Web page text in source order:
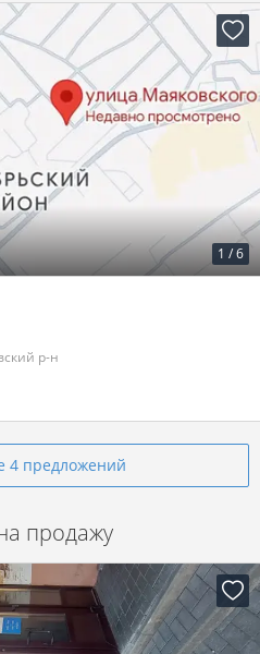
1 /6
р-н
4 предложений
продажу